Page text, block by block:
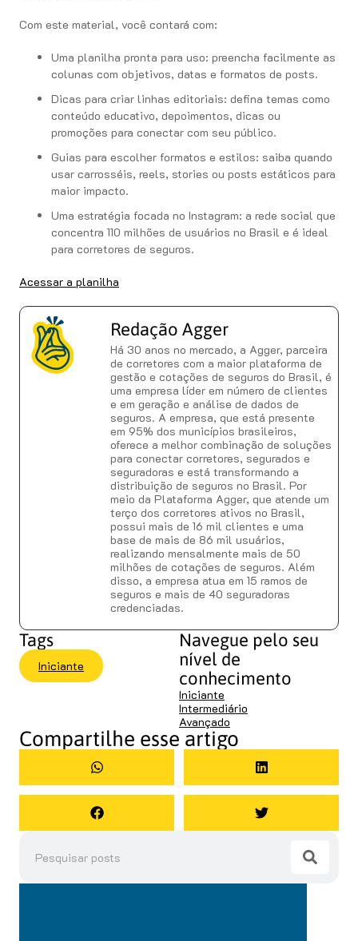
Com este material, você contará com:
Uma planilha pronta para uso: preencha facilmente as
colunas com objetivos, datas e formatos de posts.
Dicas para criar linhas editoriais: defina temas como
conteúdo educativo, depoimentos, dicas ou
promoções para conectar com seu público.
Guias para escolher formatos e estilos: saiba quando
usar carrosséis, reels, stories ou posts estáticos para
maior impacto.
Uma estratégia focada no Instagram: a rede social que
concentra 110 milhões de usuários no Brasil e é ideal
para corretores de seguros.
Acessar a planilha
Redação Agger
Há 30 anos no mercado, a Agger, parceira
de corretores com a maior plataforma de
gestão e cotações de seguros do Brasil, é
uma empresa líder em número de clientes
e em geração e análise de dados de
seguros. A empresa, que está presente
em 95% dos municípios brasileiros,
oferece a melhor combinação de soluções
para conectar corretores, segurados e
seguradoras e está transformando a
distribuição de seguros no Brasil. Por
meio da Plataforma Agger, que atende um
terço dos corretores ativos no Brasil,
possui mais de 16 mil clientes e uma
base de mais de 86 mil usuários,
realizando mensalmente mais de 50
milhões de cotações de seguros. Além
disso, a empresa atua em 15 ramos de
seguros e mais de 40 seguradoras
credenciadas.
Tags
Iniciante
Navegue pelo seu
nível de
conhecimento
Iniciante
Intermediário
Avançado
Compartilhe esse artigo